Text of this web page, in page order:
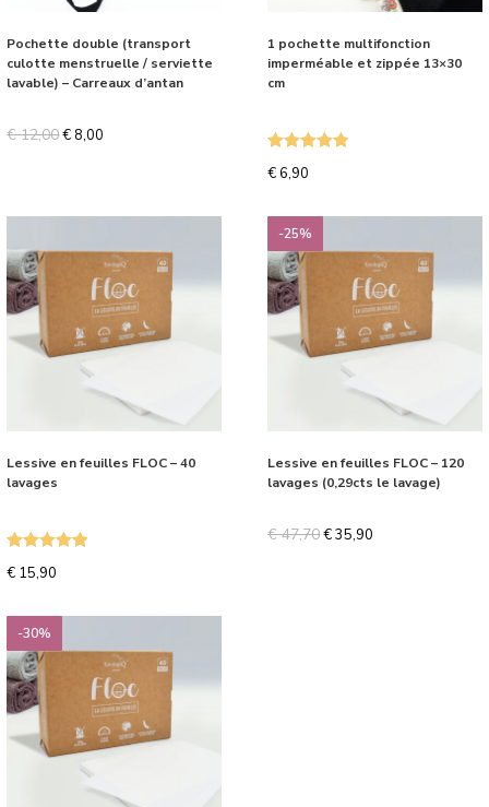
Pochette double (transport
culotte menstruelle / serviette
lavable) – Carreaux d’antan
€12,00€ 8,00
1 pochette multifonction
imperméable et zippée 13×30
cm
€6,90
Lessive en feuilles FLOC – 40
lavages
€ 15,90
-25%
Lessive en feuilles FLOC – 120
lavages (0,29cts le lavage)
€47,70€35,90
-30%